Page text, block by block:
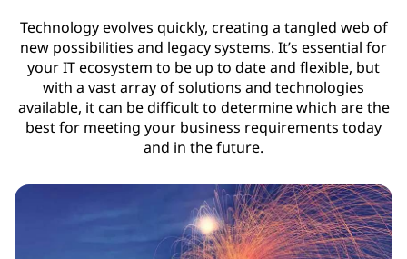
Technology evolves quickly, creating a tangled web of
new possibilities and legacy systems. It’s essential for
your IT ecosystem to be up to date and flexible, but
with a vast array of solutions and technologies
available, it can be difficult to determine which are the
best for meeting your business requirements today
and in the future.